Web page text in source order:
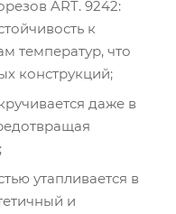
ART. 9242:
к
температур, что
конструкций;
даже в
утапливается в
и